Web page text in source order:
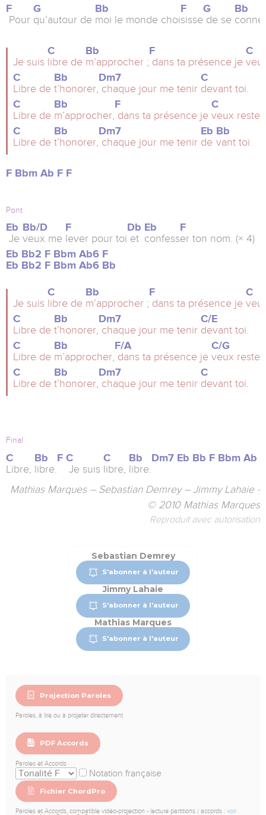
F
G Bb F G
Bb
Pour qu’autour de moi le monde choisisse de se
C Bb F
C
Je suis libre de m’approcher ; dans ta présence je
C
Bb Dm7
C
Libre de t’honorer, chaque jour me tenir devant toi.
C
Bb F
C
Libre de m’approcher, dans ta présence je veux rester,
C
Bb Dm7 Eb Bb
Libre de t’honorer, chaque jour me tenir de vant toi.
F Bbm Ab F F
Pont
Eb Bb/D F Db Eb
F
Je veux me lever pour toi et confesser ton nom. (× 4)
Eb Bb2 F Bbm Ab6 F
Eb Bb2 F Bbm Ab6 Bb
C Bb F
C
Je suis libre de m’approcher ; dans ta présence je
C
Bb Dm7
C/E
Libre de t’honorer, chaque jour me tenir devant toi.
C
Bb F/A
C/G
Libre de m’approcher, dans ta présence je veux rester,
C
Bb Dm7
C
Libre de t’honorer, chaque jour me tenir devant toi.
Final
C Bb F C C Bb Dm7 Eb Bb F Bbm Ab
Libre, libre. Je suis libre, libre.
Mathias Marques – Sebastian Demrey – Jimmy Lahaie -
© 2010 Mathias Marques
Reproduit avec autorisation
Sebastian Demrey
S'abonner à l'auteur
Jimmy Lahaie
S'abonner à l'auteur
Mathias Marques
S'abonner à l'auteur
Projection Paroles
Paroles, à lire ou à projeter directement
PDF Accords
Paroles et Accords
Notation française
Fichier ChordPro
Paroles et Accords, compatible vidéo-projection - lecture partitions / accords : voir